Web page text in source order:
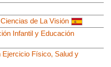
de La Visión
Infantil y Educación
Ejercicio Físico, Salud y